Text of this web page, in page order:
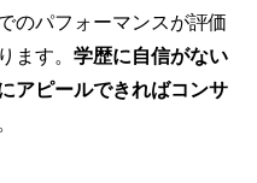
のパフォーマンスが評価
ます。 学歴に自信がない
アピールできればコンサ